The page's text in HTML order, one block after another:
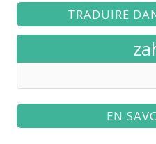
TRADUIRE
EN